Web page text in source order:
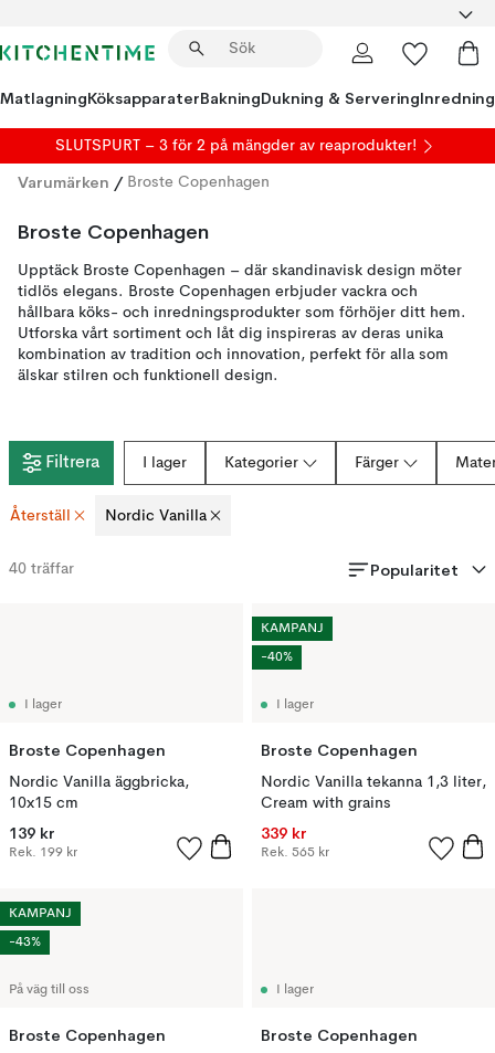
MatlagningKöksapparaterBakningDukning & ServeringInredning
SLUTSPURT – 3 för 2 på mängder av reaprodukter!
Varumärken / Broste Copenhagen
Broste Copenhagen
Upptäck Broste Copenhagen – där skandinavisk design möter
tidlös elegans. Broste Copenhagen erbjuder vackra och
hållbara köks- och inredningsprodukter som förhöjer ditt hem.
Utforska vårt sortiment och låt dig inspireras av deras unika
kombination av tradition och innovation, perfekt för alla som
älskar stilren och funktionell design.
Filtrera I lager Kategorier Färger
Återställ Nordic Vanilla
40 träffar Popularitet
I lager
Broste Copenhagen
Nordic Vanilla äggbricka,
10x15 cm
139 kr
Rek. 199 kr
I lager
Broste Copenhagen
Nordic Vanilla tekanna 1,3 liter,
Cream with grains
339 kr
Rek. 565 kr
KAMPANJ
-40%
På väg till oss
Broste Copenhagen
KAMPANJ
-43%
I lager
Broste Copenhagen